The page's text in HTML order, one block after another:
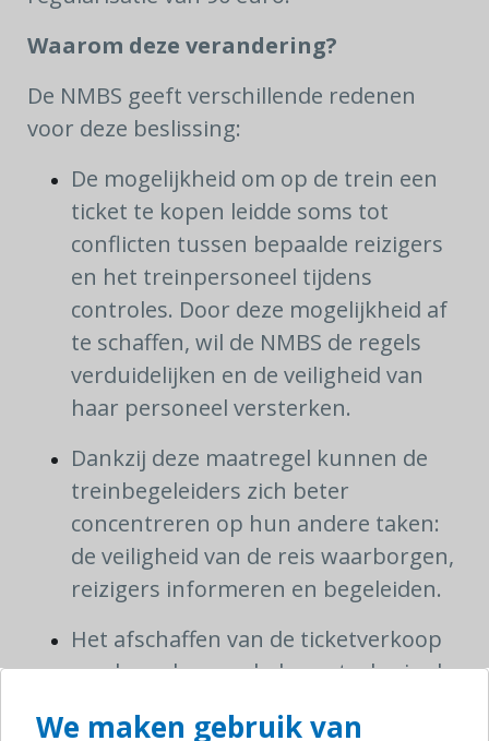
Waarom deze verandering?
De NMBS geeft verschillende redenen
voor deze beslissing:
De mogelijkheid om op de trein een
ticket te kopen leidde soms tot
conflicten tussen bepaalde reizigers
en het treinpersoneel tijdens
controles. Door deze mogelijkheid af
te schaffen, wil de NMBS de regels
verduidelijken en de veiligheid van
haar personeel versterken.
Dankzij deze maatregel kunnen de
treinbegeleiders zich beter
concentreren op hun andere taken:
de veiligheid van de reis waarborgen,
reizigers informeren en begeleiden.
Het afschaffen van de ticketverkoop
aan boord zou ook de controles in de
We maken gebruik van